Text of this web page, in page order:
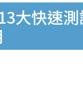
大快速